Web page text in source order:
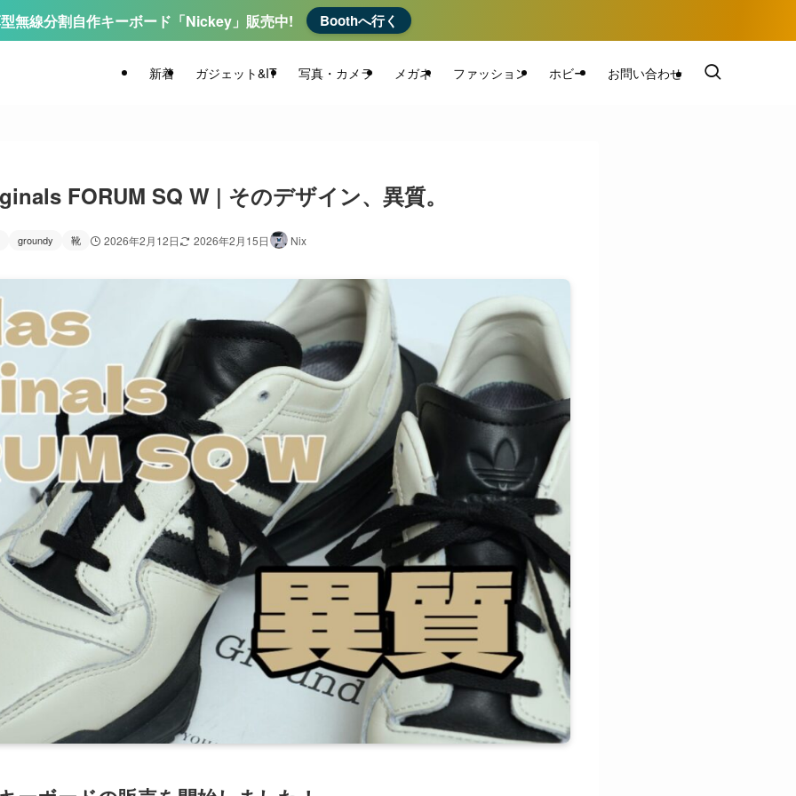
無線分割自作キーボード「Nickey」販売中! Boothへ行く
新着 ガジェット&IT 写真・カメラ メガネ ファッション ホビー お問い合わせ
FORUM SQ W | そのデザイン、異質。
groundy 靴 2026年2月12日 2026年2月15日 Nix